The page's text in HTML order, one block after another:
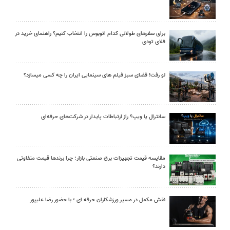
برای سفرهای طولانی کدام اتوبوس را انتخاب کنیم؟ راهنمای خرید در
فلای تودی
لو رفت! فضای سبز فیلم های سینمایی ایران را چه کسی میسازد؟
سانترال یا ویپ؟ راز ارتباطات پایدار در شرکت‌های حرفه‌ای
مقایسه قیمت تجهیزات برق صنعتی بازار؛ چرا برندها قیمت متفاوتی
دارند؟
نقش مکمل در مسیر ورزشکاران حرفه ای ؛ با حضور رضا علیپور